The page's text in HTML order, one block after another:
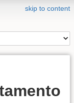
skip to content